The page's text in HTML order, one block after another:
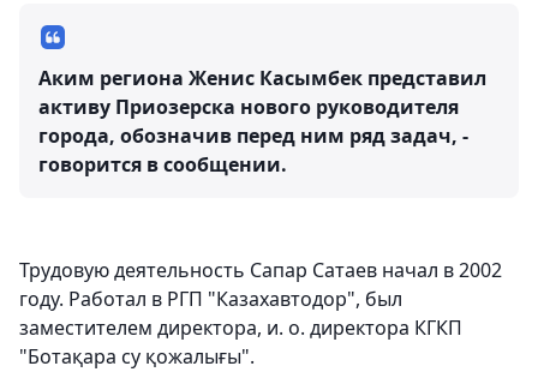
Аким региона Женис Касымбек представил
активу Приозерска нового руководителя
города, обозначив перед ним ряд задач, -
говорится в сообщении.
Трудовую деятельность Сапар Сатаев начал в 2002
году. Работал в РГП "Казахавтодор", был
заместителем директора, и. о. директора КГКП
"Ботақара су қожалығы".